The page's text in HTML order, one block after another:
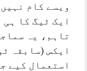
ویسے کام
ایک ٹیگ کا ہی
تاہم، یہ
ایکس (سابقہ
استعمال کیے